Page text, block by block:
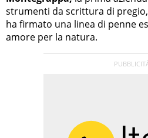
strumenti da scrittura di
ha firmato una linea di penne
amore per la natura.